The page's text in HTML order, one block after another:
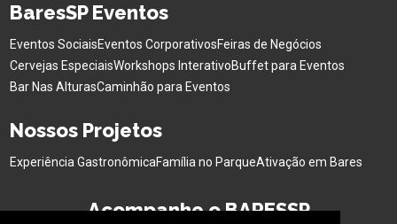
BaresSP Eventos
Eventos SociaisEventos CorporativosFeiras de Negócios
Cervejas EspeciaisWorkshops InterativoBuffet para Eventos
Bar Nas AlturasCaminhão para Eventos
Nossos Projetos
Experiência GastronômicaFamília no ParqueAtivação em Bares
Acompanhe o BARESSP